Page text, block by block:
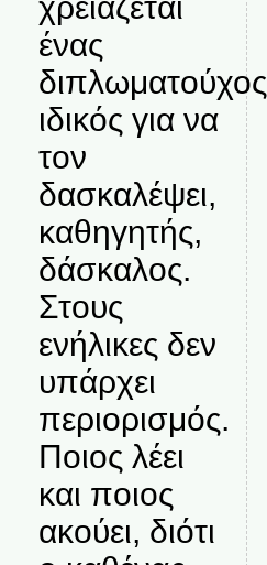
ένας
διπλωματούχος
ιδικός για να
τον
δασκαλέψει,
καθηγητής,
δάσκαλος.
Στους
ενήλικες δεν
υπάρχει
περιορισμός.
Ποιος λέει
και ποιος
ακούει, διότι